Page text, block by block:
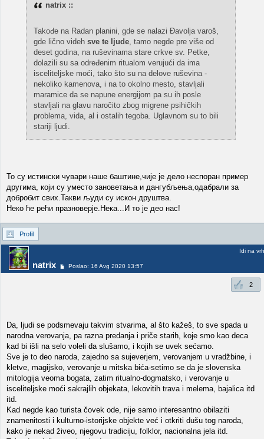
natrix ::
Takođe na Radan planini, gde se nalazi Đavolja varoš,
gde lično videhsve te ljude, tamo negde pre više od
deset godina, na ruševinama stare crkve sv. Petke,
dolazili su sa određenim ritualom verujući da ima
isceliteljske moći, tako što su na delove ruševina -
nekoliko kamenova, i na to okolno mesto, stavljali
maramice da se napune energijom pa su ih posle
stavljali na glavu naročito zbog migrene psihičkih
problema, vida, al i ostalih tegoba. Uglavnom su to bili
stariji ljudi.
То су истински чувари наше баштине,чије је дело неспоран пример
другима, који су уместо зановетања и дангубљења,одабрали за
добробит свих.Такви људи су искон друштва.
Неко ће рећи празноверје.Нека...И то је део нас!
Profil
natrix Poslao: 16 Avg 2020 13:57
Idi na vrh
2
Da, ljudi se podsmevaju takvim stvarima, al što kažeš, to sve spada u
narodna verovanja, pa razna predanja i priče starih, koje smo kao deca
kad bi išli na selo voleli da slušamo, i kojih se uvek sećamo.
Sve je to deo naroda, zajedno sa sujeverjem, verovanjem u vradžbine, i
kletve, magijsko, verovanje u mitska bića-setimo se da je slovenska
mitologija veoma bogata, zatim ritualno-dogmatsko, i verovanje u
isceliteljske moći sakrajlih objekata, lekovitih trava i melema, bajalica itd
itd.
Kad negde kao turista čovek ode, nije samo interesantno obilaziti
znamenitosti i kulturno-istorijske objekte već i otkriti dušu tog naroda,
kako je nekad živeo, njegovu tradiciju, folklor, nacionalna jela itd.